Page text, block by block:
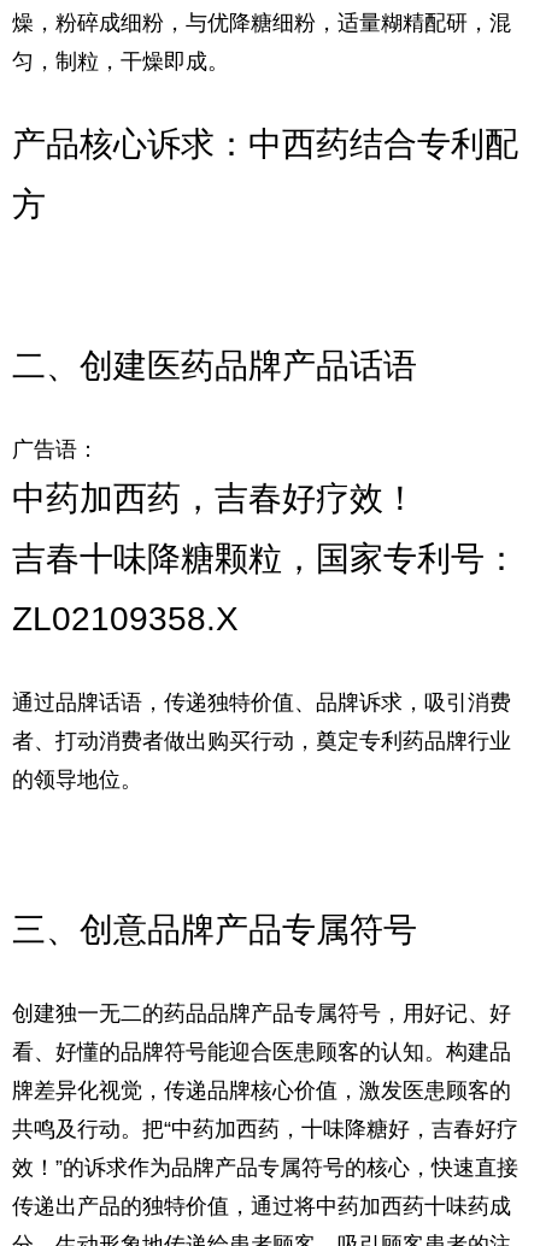
燥，粉碎成细粉，与优降糖细粉，适量糊精配研，混
匀，制粒，干燥即成。
产品核心诉求：中西药结合专利配
方
二、创建医药品牌产品话语
广告语：
中药加西药， 吉春好疗效！
吉春十味降糖颗粒，国家专利号：
ZL02109358.X
通过品牌话语，传递独特价值、品牌诉求，吸引消费
者、打动消费者做出购买行动，奠定专利药品牌行业
的领导地位。
三、创意品牌产品专属符号
创建独一无二的药品品牌产品专属符号，用好记、好
看、好懂的品牌符号能迎合医患顾客的认知。构建品
牌差异化视觉，传递品牌核心价值，激发医患顾客的
共鸣及行动。 把“中药加西药，十味降糖好，吉春好疗
效！”的诉求作为品牌产品专属符号的核心，快速直接
传递出产品的独特价值，通过将中药加西药十味药成